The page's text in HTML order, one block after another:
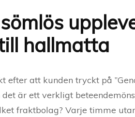
hallmatta
efter att kunden tryckt på
är ett verkligt
fraktbolag? Varje timme